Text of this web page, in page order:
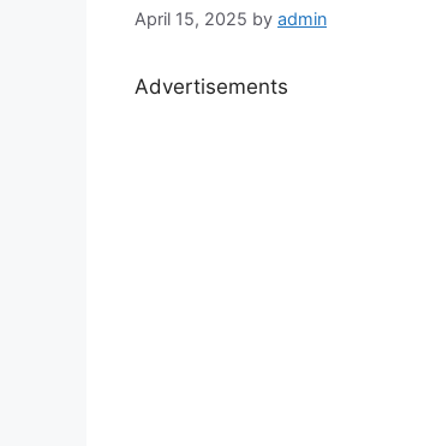
April 15, 2025 by admin
Advertisements